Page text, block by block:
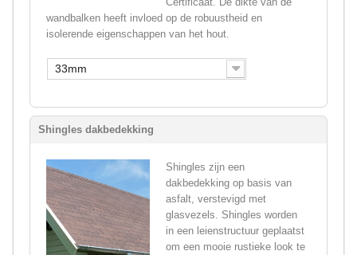
wandbalken heeft invloed op de robuustheid en
isolerende eigenschappen van het hout.
33mm
Shingles dakbedekking
Shingles zijn een
dakbedekking op basis van
asfalt, verstevigd met
glasvezels. Shingles worden
in een leienstructuur geplaatst
om een mooie rustieke look te